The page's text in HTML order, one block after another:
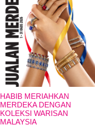
HABIB MERIAHKAN
MERDEKA DENGAN
KOLEKSI WARISAN
MALAYSIA